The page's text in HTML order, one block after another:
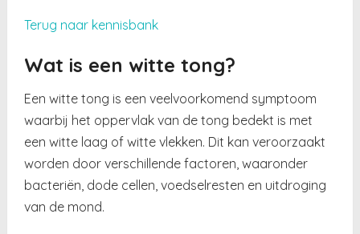
Terug naar kennisbank
Wat is een witte tong?
Een witte tong is een veelvoorkomend symptoom
waarbij het oppervlak van de tong bedekt is met
een witte laag of witte vlekken. Dit kan veroorzaakt
worden door verschillende factoren, waaronder
bacteriën, dode cellen, voedselresten en uitdroging
van de mond.